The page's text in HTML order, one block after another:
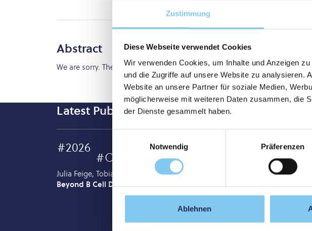
Zustimmung
Diese Webseite verwendet Cookies
Wir verwenden Cookies, um Inhalte und Anzeigen
und die Zugriffe auf unsere Website zu analysieren.
Website an unsere Partner für soziale Medien,
möglicherweise mit weiteren Daten zusammen, die
der Dienste gesammelt haben.
Notwendig
Präferenzen
Ablehnen
Abstract
We are sorry. The full text is not available.
Latest Publication
#2026
#Original Article
Julia Feige, Tobias Moser, Katja Akgun, Kerstin Schwenker, Wolfgang Hitzl,
Beyond B Cell Depletion, Multiple Sclerosis; CD20 depletion; Immune